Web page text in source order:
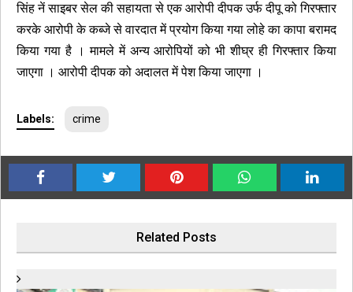
सिंह नें साइबर सेल की सहायता से एक आरोपी दीपक उर्फ दीपू को गिरफ्तार
करके आरोपी के कब्जे से वारदात में प्रयोग किया गया लोहे का कापा बरामद
किया गया है । मामले में अन्य आरोपियों को भी शीघ्र ही गिरफ्तार किया
जाएगा । आरोपी दीपक को अदालत में पेश किया जाएगा ।
Labels: crime
Related Posts